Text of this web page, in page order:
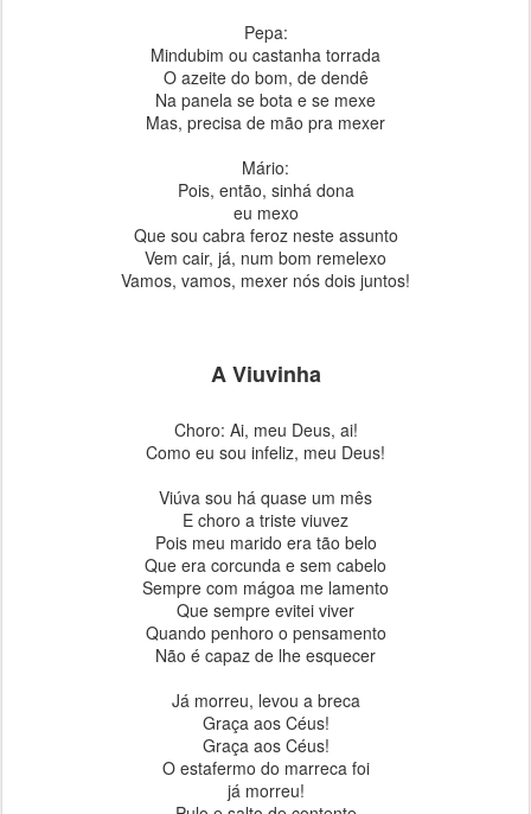
Pepa:
Mindubim ou castanha torrada
O azeite do bom, de dendê
Na panela se bota e se mexe
Mas, precisa de mão pra mexer
Mário:
Pois, então, sinhá dona
eu mexo
Que sou cabra feroz neste assunto
Vem cair, já, num bom remelexo
Vamos, vamos, mexer nós dois juntos!
A Viuvinha
Choro: Ai, meu Deus, ai!
Como eu sou infeliz, meu Deus!
Viúva sou há quase um mês
E choro a triste viuvez
Pois meu marido era tão belo
Que era corcunda e sem cabelo
Sempre com mágoa me lamento
Que sempre evitei viver
Quando penhoro o pensamento
Não é capaz de lhe esquecer
Já morreu, levou a breca
Graça aos Céus!
Graça aos Céus!
O estafermo do marreca foi
já morreu!